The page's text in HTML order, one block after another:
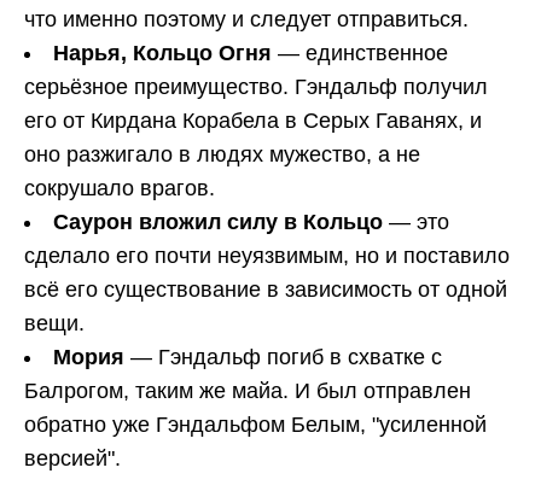
что именно поэтому и следует отправиться.
Нарья, Кольцо Огня — единственное
серьёзное преимущество. Гэндальф получил
его от Кирдана Корабела в Серых Гаванях, и
оно разжигало в людях мужество, а не
сокрушало врагов.
Саурон вложил силу в Кольцо — это
сделало его почти неуязвимым, но и поставило
всё его существование в зависимость от одной
вещи.
Мория — Гэндальф погиб в схватке с
Балрогом, таким же майа. И был отправлен
обратно уже Гэндальфом Белым, "усиленной
версией".